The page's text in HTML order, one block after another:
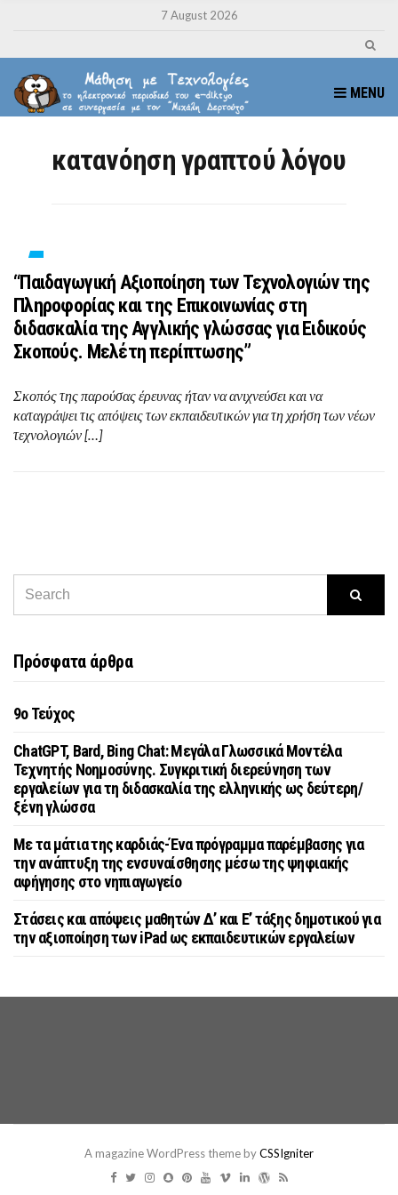
7 August 2026
MENU
κατανόηση γραπτού λόγου
“Παιδαγωγική Αξιοποίηση των Τεχνολογιών της
Πληροφορίας και της Επικοινωνίας στη
διδασκαλία της Αγγλικής γλώσσας για Ειδικούς
Σκοπούς. Μελέτη περίπτωσης”
Σκοπός της παρούσας έρευνας ήταν να ανιχνεύσει και να
καταγράψει τις απόψεις των εκπαιδευτικών για τη χρήση των νέων
τεχνολογιών […]
Πρόσφατα άρθρα
9o Τεύχος
ChatGPT, Bard, Bing Chat: Μεγάλα Γλωσσικά Μοντέλα
Τεχνητής Νοημοσύνης. Συγκριτική διερεύνηση των
εργαλείων για τη διδασκαλία της ελληνικής ως δεύτερη/
ξένη γλώσσα
Με τα μάτια της καρδιάς-Ένα πρόγραμμα παρέμβασης για
την ανάπτυξη της ενσυναίσθησης μέσω της ψηφιακής
αφήγησης στο νηπιαγωγείο
Στάσεις και απόψεις μαθητών Δ’ και Ε’ τάξης δημοτικού για
την αξιοποίηση των iPad ως εκπαιδευτικών εργαλείων
A magazine WordPress theme byCSSIgniter